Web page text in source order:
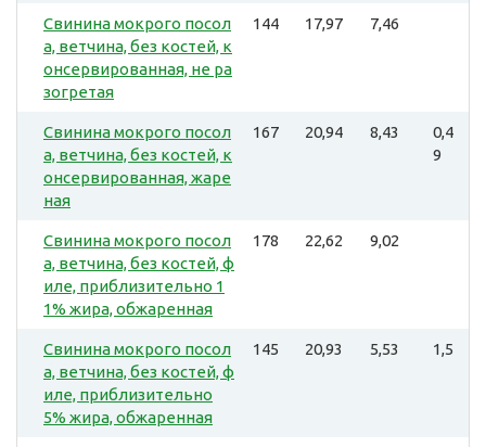
Свинина мокрого посол
а, ветчина, без костей, к
онсервированная, не ра
зогретая
144 17,97 7,46
Свинина мокрого посол
а, ветчина, без костей, к
онсервированная, жаре
ная
167 20,94 8,43
0,4
9
Свинина мокрого посол
а, ветчина, без костей, ф
иле, приблизительно 1
1% жира, обжаренная
178 22,62 9,02
Свинина мокрого посол
а, ветчина, без костей, ф
иле, приблизительно
5% жира, обжаренная
145 20,93 5,53 1,5